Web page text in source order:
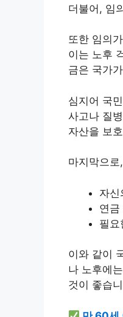
더불어, 임
또한 임의
이는 노후
금은 국가
심지어 국
사고나 질
자산을 보
마지막으
자신
연금
필요
이와 같이
나 노후에
것이 좋습